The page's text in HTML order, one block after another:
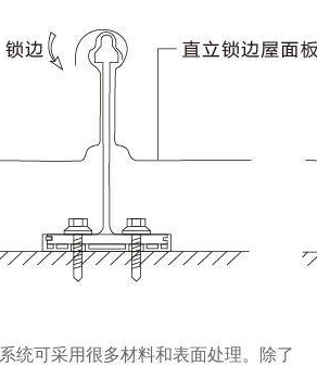
统可采用很多材料和表面处理。除了